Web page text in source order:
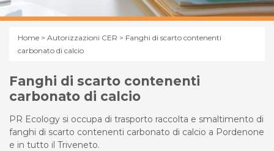
Home > Autorizzazioni CER > Fanghi di scarto contenenti
carbonato di calcio
Fanghi di scarto contenenti
carbonato di calcio
PR Ecology si occupa di trasporto raccolta e smaltimento di
fanghi di scarto contenenti carbonato di calcio a Pordenone
e in tutto il Triveneto.